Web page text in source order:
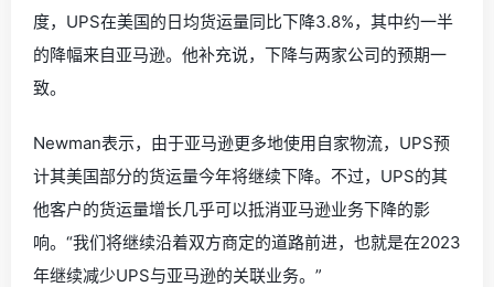
度，UPS在美国的日均货运量同比下降3.8%，其中约一半
的降幅来自亚马逊。他补充说，下降与两家公司的预期一
致。
Newman表示，由于亚马逊更多地使用自家物流，UPS预
计其美国部分的货运量今年将继续下降。不过，UPS的其
他客户的货运量增长几乎可以抵消亚马逊业务下降的影
响。“我们将继续沿着双方商定的道路前进，也就是在2023
年继续减少UPS与亚马逊的关联业务。”